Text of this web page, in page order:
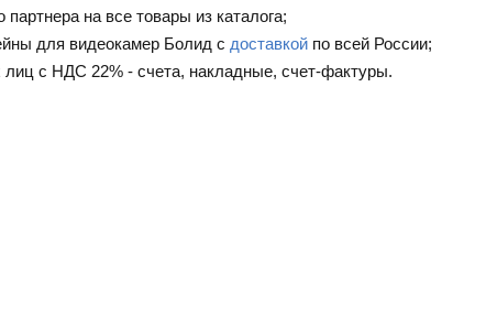
на все товары из каталога;
для видеокамер Болид с доставкой по всей России;
с НДС 22% - счета, накладные, счет-фактуры.